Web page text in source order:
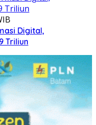
Digital,
Triliun